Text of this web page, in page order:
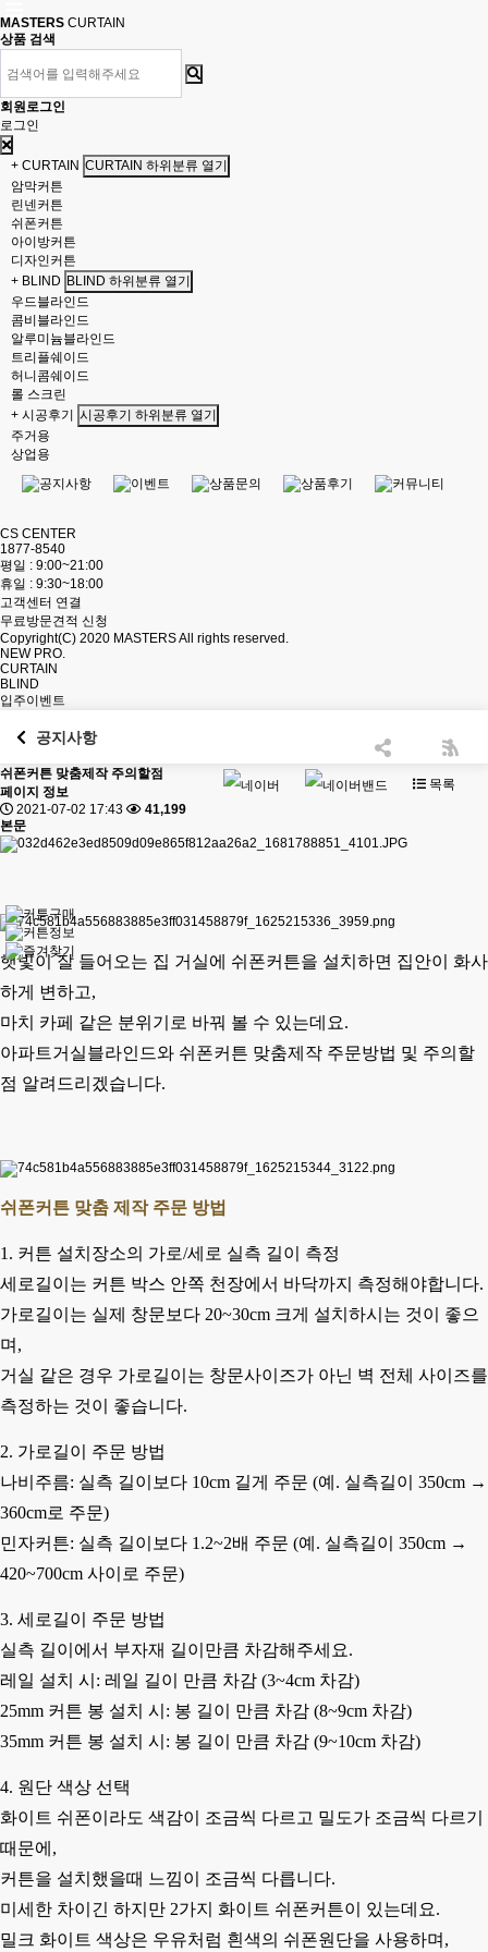
MASTERS CURTAIN
상품 검색
회원로그인
로그인
+ CURTAIN CURTAIN 하위분류 열기
암막커튼
린넨커튼
쉬폰커튼
아이방커튼
디자인커튼
+ BLIND BLIND 하위분류 열기
우드블라인드
콤비블라인드
알루미늄블라인드
트리플쉐이드
허니콤쉐이드
롤 스크린
+ 시공후기 시공후기 하위분류 열기
주거용
상업용
CS CENTER
1877-8540
평일 : 9:00~21:00
휴일 : 9:30~18:00
고객센터 연결
무료방문견적 신청
Copyright(C) 2020 MASTERSAll rights reserved.
NEW PRO.
CURTAIN
BLIND
입주이벤트
공지사항
목록
쉬폰커튼 맞춤제작 주의할점
페이지 정보
2021-07-02 17:43
41,199
본문
햇빛이 잘 들어오는 집 거실에 쉬폰커튼을 설치하면 집안이 화사
하게 변하고,
마치 카페 같은 분위기로 바꿔 볼 수 있는데요.
아파트거실블라인드와 쉬폰커튼 맞춤제작 주문방법 및 주의할
점 알려드리겠습니다.
쉬폰커튼 맞춤 제작 주문 방법
1. 커튼 설치장소의 가로/세로 실측 길이 측정
세로길이는 커튼 박스 안쪽 천장에서 바닥까지 측정해야합니다.
가로길이는 실제 창문보다 20~30cm 크게 설치하시는 것이 좋으
며,
거실 같은 경우 가로길이는 창문사이즈가 아닌 벽 전체 사이즈를
측정하는 것이 좋습니다.
2. 가로길이 주문 방법
나비주름: 실측 길이보다 10cm 길게 주문 (예. 실측길이 350cm →
360cm로 주문)
민자커튼: 실측 길이보다 1.2~2배 주문 (예. 실측길이 350cm →
420~700cm 사이로 주문)
3. 세로길이 주문 방법
실측 길이에서 부자재 길이만큼 차감해주세요.
레일 설치 시: 레일 길이 만큼 차감 (3~4cm 차감)
25mm 커튼 봉 설치 시: 봉 길이 만큼 차감 (8~9cm 차감)
35mm 커튼 봉 설치 시: 봉 길이 만큼 차감 (9~10cm 차감)
4. 원단 색상 선택
화이트 쉬폰이라도 색감이 조금씩 다르고 밀도가 조금씩 다르기
때문에,
커튼을 설치했을때 느낌이 조금씩 다릅니다.
미세한 차이긴 하지만 2가지 화이트 쉬폰커튼이 있는데요.
밀크 화이트 색상은 우유처럼 흰색의 쉬폰원단을 사용하며,